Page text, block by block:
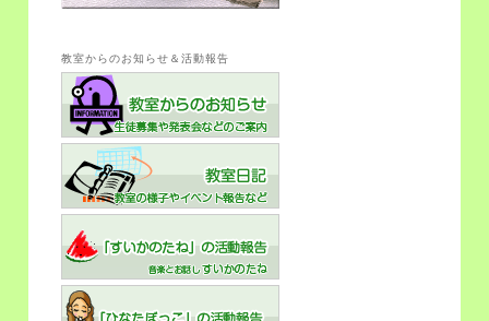
教室からのお知らせ＆活動報告